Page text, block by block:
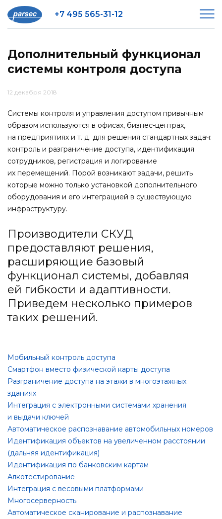
+7 495 565-31-12
Дополнительный функционал
системы контроля доступа
12 декабря 2018
Системы контроля и управления доступом привычным
образом используются в офисах, бизнес-центрах,
на предприятиях и т. д. для решения стандартных задач:
контроль и разграничение доступа, идентификация
сотрудников, регистрация и логирование
их перемещений. Порой возникают задачи, решить
которые можно только установкой дополнительного
оборудования и его интеграцией в существующую
инфраструктуру.
Производители СКУД
предоставляют решения,
расширяющие базовый
функционал системы, добавляя
ей гибкости и адаптивности.
Приведем несколько примеров
таких решений.
Мобильный контроль доступа
Смартфон вместо физической карты доступа
Разграничение доступа на этажи в многоэтажных
зданиях
Интеграция с электронными системами хранения
и выдачи ключей
Автоматическое распознавание автомобильных номеров
Идентификация объектов на увеличенном расстоянии
(дальняя идентификация)
Идентификация по банковским картам
Алкотестирование
Интеграция с весовыми платформами
Многосерверность
Автоматическое сканирование и распознавание